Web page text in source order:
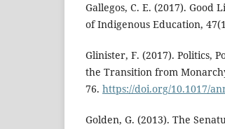
Gallegos, C. E. (2017).
of Indigenous Education,
Glinister, F. (2017). Politics,
the Transition from
76. https://doi.org/10.1017/
Golden, G. (2013). The